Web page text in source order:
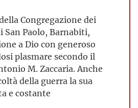
Congregazione dei
San Paolo, Barnabiti,
a Dio con generoso
plasmare secondo il
M. Zaccaria. Anche
della guerra la sua
e costante